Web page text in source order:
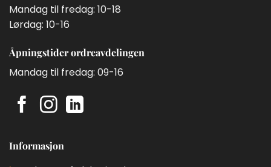
Mandag til fredag: 10-18
Lørdag: 10-16
Åpningstider ordreavdelingen
Mandag til fredag: 09-16
Informasjon